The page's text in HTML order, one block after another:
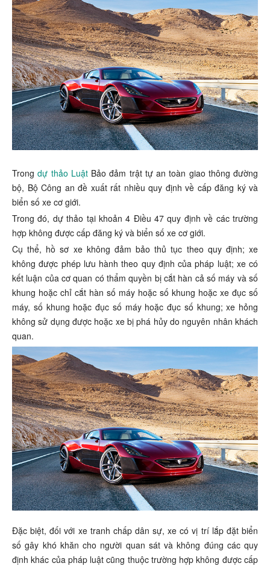
Trongdự thảo LuậtBảo đảm trật tự an toàn giao thông đường
bộ, Bộ Công an đề xuất rất nhiều quy định về cấp đăng ký và
biển số xe cơ giới.
Trong đó, dự thảo tại khoản 4 Điều 47 quy định về các trường
hợp không được cấp đăng ký và biển số xe cơ giới.
Cụ thể, hồ sơ xe không đảm bảo thủ tục theo quy định; xe
không được phép lưu hành theo quy định của pháp luật; xe có
kết luận của cơ quan có thẩm quyền bị cắt hàn cả số máy và số
khung hoặc chỉ cắt hàn số máy hoặc số khung hoặc xe đục số
máy, số khung hoặc đục số máy hoặc đục số khung; xe hỏng
không sử dụng được hoặc xe bị phá hủy do nguyên nhân khách
quan.
Đặc biệt, đối với xe tranh chấp dân sự, xe có vị trí lắp đặt biển
số gây khó khăn cho người quan sát và không đúng các quy
định khác của pháp luật cũng thuộc trường hợp không được cấp